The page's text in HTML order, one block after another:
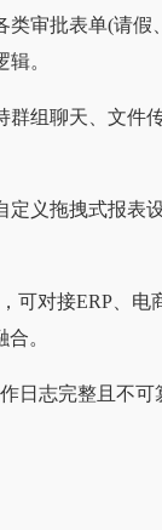
审批表单(请假
。
组聊天、文件
义拖拽式报表
可对接ERP、
。
日志完整且不